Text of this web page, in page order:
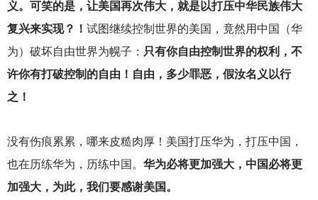
义。可笑的是，让美国再次伟大，就是以打压中华民族伟大
复兴来实现？！ 试图继续控制世界的美国，竟然用中国（华
为）破坏自由世界为幌子： 只有你自由控制世界的权利，不
许你有打破控制的自由！自由，多少罪恶，假汝名义以行
之！
没有伤痕累累，哪来皮糙肉厚！美国打压华为，打压中国，
也在历练华为，历练中国。 华为必将更加强大，中国必将更
加强大，为此，我们要感谢美国。